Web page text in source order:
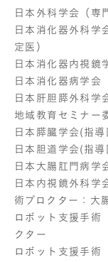
日本外科学会（専
日本消化器外科学
定医）
日本消化器内視鏡
日本消化器病学会
日本肝胆膵外科学
地域教育セミナー
日本膵臓学会(指導
日本胆道学会(指導
日本大腸肛門病学
日本内視鏡外科学
術プロクター：大
ロボット支援手術
クター
ロボット支援手術